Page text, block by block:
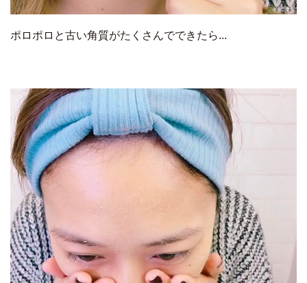
ポロポロと古い角質がたくさんでできたら...